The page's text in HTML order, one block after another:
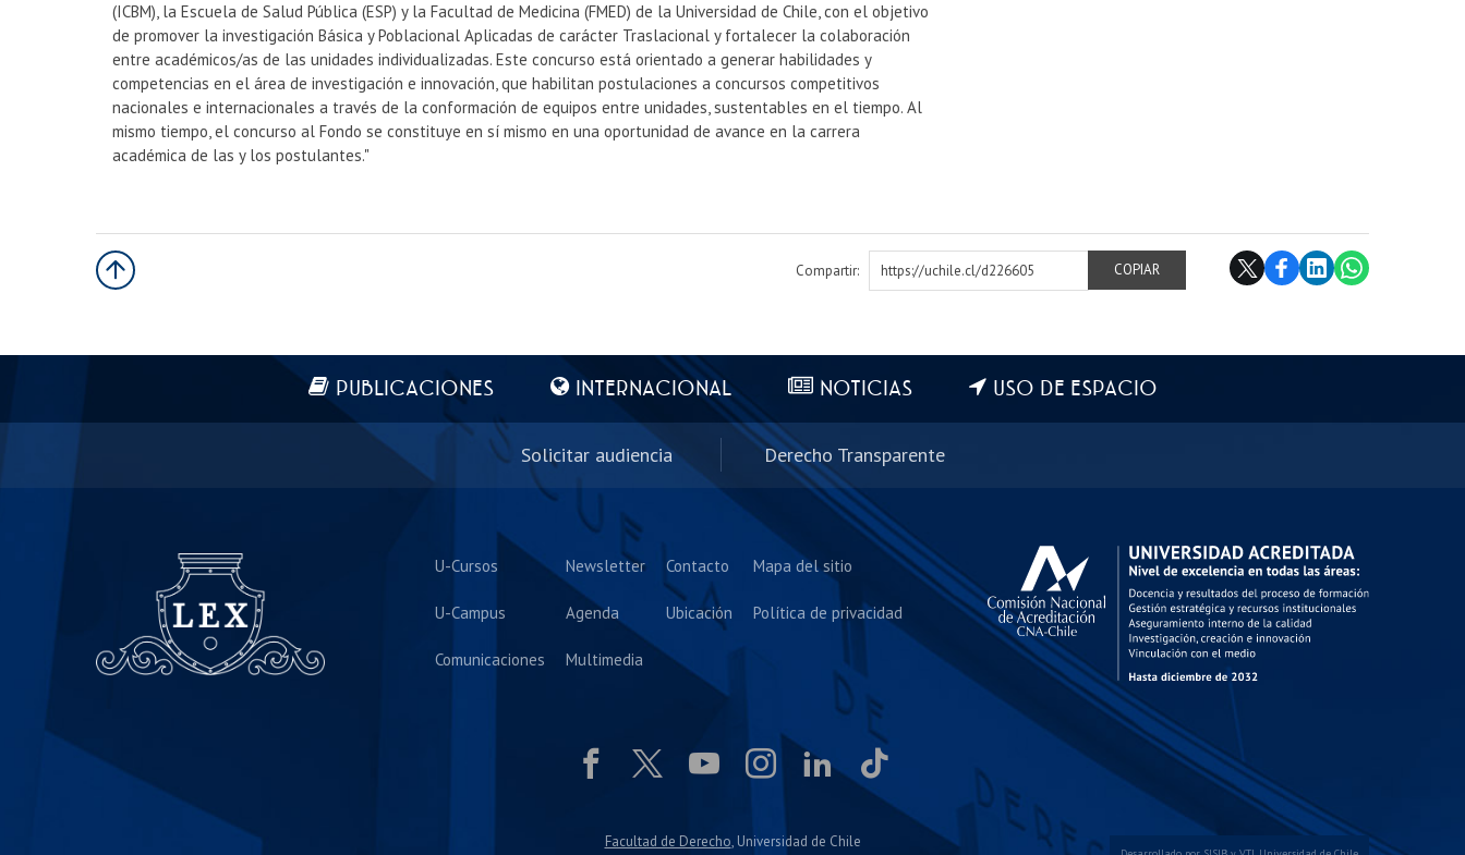
(ICBM), la Escuela de Salud Pública (ESP) y la Facultad de Medicina (FMED) de la Universidad de Chile, con el objetivo
de promover la investigación Básica y Poblacional Aplicadas de carácter Traslacional y fortalecer la colaboración
entre académicos/as de las unidades individualizadas. Este concurso está orientado a generar habilidades y
competencias en el área de investigación e innovación, que habilitan postulaciones a concursos competitivos
nacionales e internacionales a través de la conformación de equipos entre unidades, sustentables en el tiempo. Al
mismo tiempo, el concurso al Fondo se constituye en sí mismo en una oportunidad de avance en la carrera
académica de las y los postulantes."
Compartir:
https://uchile.cl/d226605
COPIAR
PUBLICACIONES INTERNACIONAL NOTICIAS USO DE ESPACIO
Solicitar audiencia Derecho Transparente
U-Cursos
U-Campus
Comunicaciones
Newsletter
Agenda
Multimedia
Contacto
Ubicación
Mapa del sitio
Política de privacidad
Facultad de Derecho, Universidad de Chile